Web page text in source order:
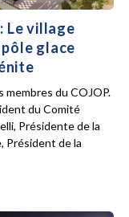
Le village
glace
du COJOP.
du Comité
Présidente de la
Président de la